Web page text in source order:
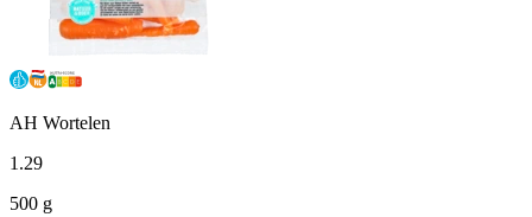
AH Wortelen
1 .29
500 g